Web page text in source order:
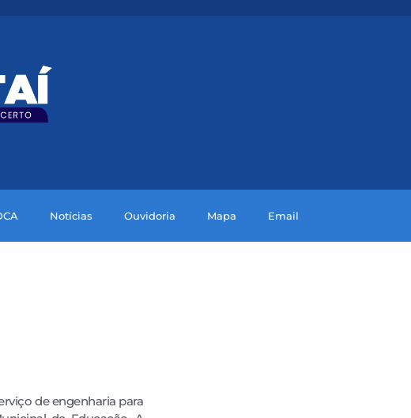
Notícias Ouvidoria Mapa Email
de engenharia para